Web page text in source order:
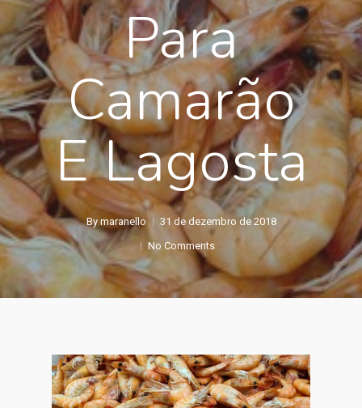
Para
Camarão
E Lagosta
By maranello
31 de dezembro de 2018
No Comments